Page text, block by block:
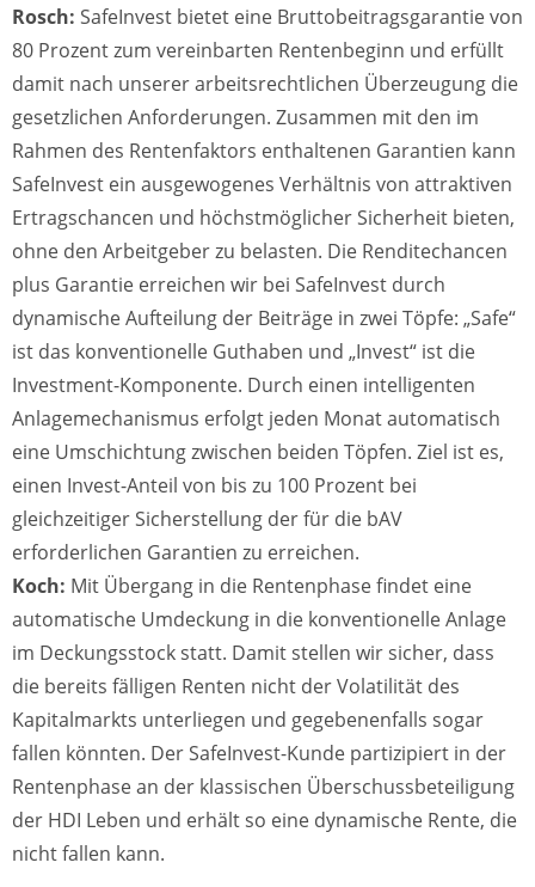
Rosch: SafeInvest bietet eine Bruttobeitragsgarantie von
80 Prozent zum vereinbarten Rentenbeginn und erfüllt
damit nach unserer arbeitsrechtlichen Überzeugung die
gesetzlichen Anforderungen. Zusammen mit den im
Rahmen des Rentenfaktors enthaltenen Garantien kann
SafeInvest ein ausgewogenes Verhältnis von attraktiven
Ertragschancen und höchstmöglicher Sicherheit bieten,
ohne den Arbeitgeber zu belasten. Die Renditechancen
plus Garantie erreichen wir bei SafeInvest durch
dynamische Aufteilung der Beiträge in zwei Töpfe: „Safe“
ist das konventionelle Guthaben und „Invest“ ist die
Investment-Komponente. Durch einen intelligenten
Anlagemechanismus erfolgt jeden Monat automatisch
eine Umschichtung zwischen beiden Töpfen. Ziel ist es,
einen Invest-Anteil von bis zu 100 Prozent bei
gleichzeitiger Sicherstellung der für die bAV
erforderlichen Garantien zu erreichen.
Koch: Mit Übergang in die Rentenphase findet eine
automatische Umdeckung in die konventionelle Anlage
im Deckungsstock statt. Damit stellen wir sicher, dass
die bereits fälligen Renten nicht der Volatilität des
Kapitalmarkts unterliegen und gegebenenfalls sogar
fallen könnten. Der SafeInvest-Kunde partizipiert in der
Rentenphase an der klassischen Überschussbeteiligung
der HDI Leben und erhält so eine dynamische Rente, die
nicht fallen kann.